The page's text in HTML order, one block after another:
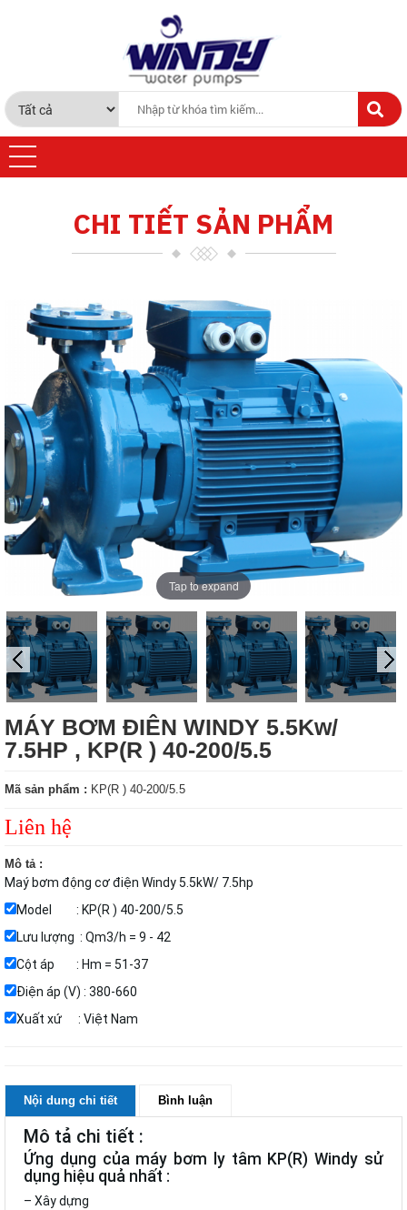
CHI TIẾT SẢN PHẨM
Tap to expand
MÁY BƠM ĐIÊN WINDY 5.5Kw/
7.5HP , KP(R ) 40-200/5.5
Mã sản phẩm : KP(R ) 40-200/5.5
Liên hệ
Mô tả :
Maý bơm động cơ điện Windy 5.5kW/ 7.5hp
Model : KP(R ) 40-200/5.5
Lưu lượng : Qm3/h = 9 - 42
Cột áp : Hm = 51-37
Điện áp (V) : 380-660
Xuất xứ : Việt Nam
Nội dung chi tiết Bình luận
Mô tả chi tiết :
Ứng dụng của máy bơm ly tâm KP(R) Windy sử
dụng hiệu quả nhất :
– Xây dựng